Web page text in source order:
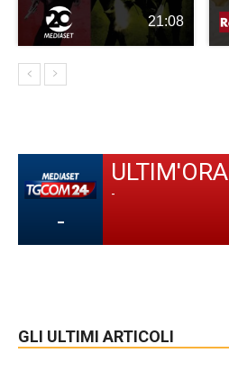
21:08
-
ULTIM'ORA
-
GLI ULTIMI ARTICOLI